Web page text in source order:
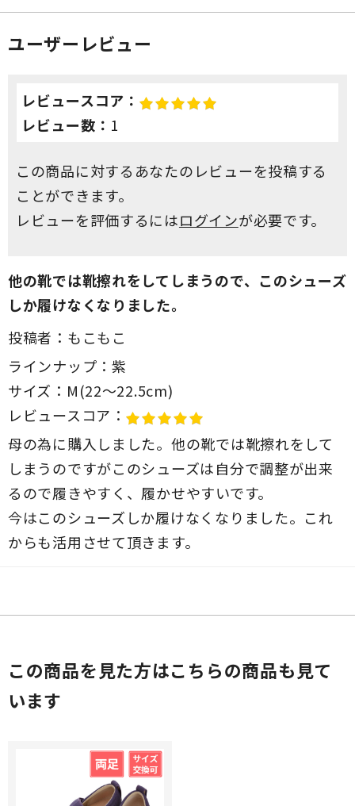
ユーザーレビュー
レビュースコア：
レビュー数： 1
この商品に対するあなたのレビューを投稿する
ことができます。
レビューを評価するにはログインが必要です。
他の靴では靴擦れをしてしまうので、このシューズ
しか履けなくなりました。
投稿者： もこもこ
ラインナップ：紫
サイズ： M(22～22.5cm)
レビュースコア：
母の為に購入しました。他の靴では靴擦れをして
しまうのですがこのシューズは自分で調整が出来
るので履きやすく、履かせやすいです。
今はこのシューズしか履けなくなりました。これ
からも活用させて頂きます。
この商品を見た方はこちらの商品も見て
います